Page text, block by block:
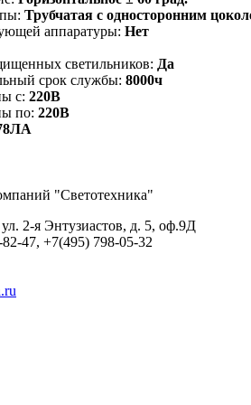
Трубчатая с односторонним
аппаратуры: Нет
светильников: Да
срок службы: 8000ч
с: 220В
по: 220В
"Светотехника"
ул. 2-я Энтузиастов, д. 5, оф.9Д
47, +7(495) 798-05-32